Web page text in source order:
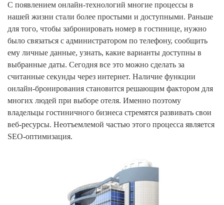
С появлением онлайн-технологий многие процессы в
нашей жизни стали более простыми и доступными. Раньше
для того, чтобы забронировать номер в гостинице, нужно
было связаться с администратором по телефону, сообщить
ему личные данные, узнать, какие варианты доступны в
выбранные даты. Сегодня все это можно сделать за
считанные секунды через интернет. Наличие функции
онлайн-бронирования становится решающим фактором для
многих людей при выборе отеля. Именно поэтому
владельцы гостиничного бизнеса стремятся развивать свои
веб-ресурсы. Неотъемлемой частью этого процесса является
SEO-оптимизация.